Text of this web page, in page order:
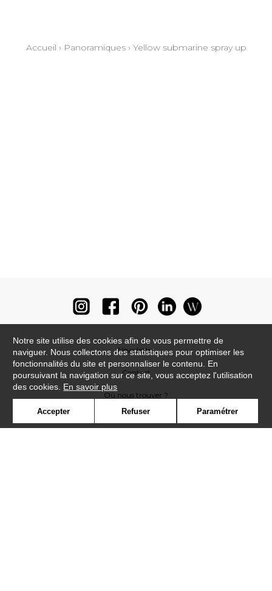
Accueil › Panoramiques› Yellow submarine spray up
Newsletter
Contact
Où nous trouver ?
Notre site utilise des cookies afin de vous permettre de
naviguer. Nous collectons des statistiques pour optimiser les
fonctionnalités du site et personnaliser le contenu. En
poursuivant la navigation sur ce site, vous acceptez l'utilisation
des cookies. En savoir plus
Accepter Refuser Paramétrer